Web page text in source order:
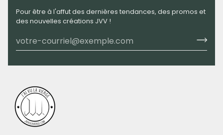
Pour être à l'affut des dernières tendances, des promos et
des nouvelles créations JVV !